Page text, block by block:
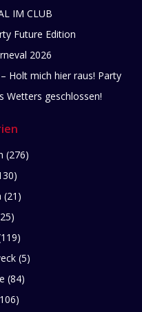
IM CLUB
Future Edition
2026
Holt mich hier raus! Party
Wetters geschlossen!
(276)
(21)
(5)
(84)